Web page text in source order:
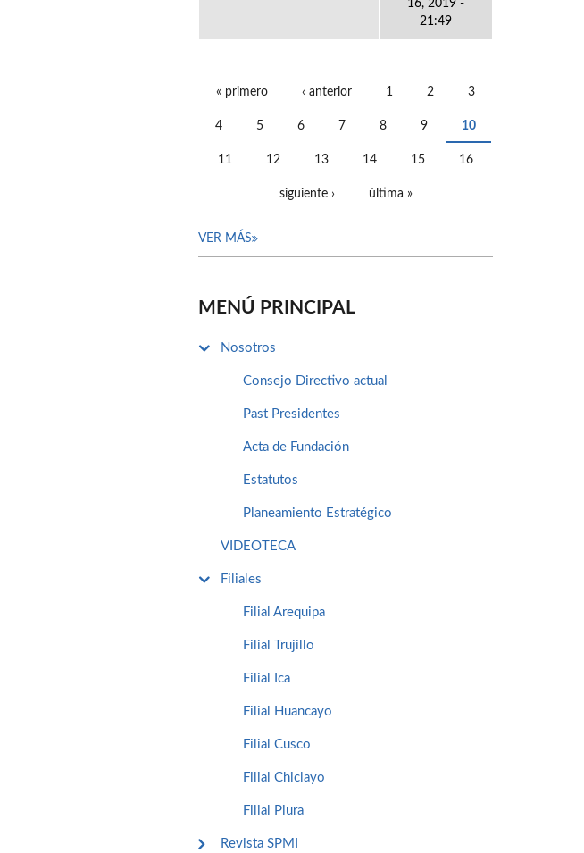
16, 2019 -
21:49
« primero ‹ anterior 1 2 3
4 5 6 7 8 9 10
11 12 13 14 15 16
siguiente › última »
VER MÁS
MENÚ PRINCIPAL
Nosotros
Consejo Directivo actual
Past Presidentes
Acta de Fundación
Estatutos
Planeamiento Estratégico
VIDEOTECA
Filiales
Filial Arequipa
Filial Trujillo
Filial Ica
Filial Huancayo
Filial Cusco
Filial Chiclayo
Filial Piura
Revista SPMI